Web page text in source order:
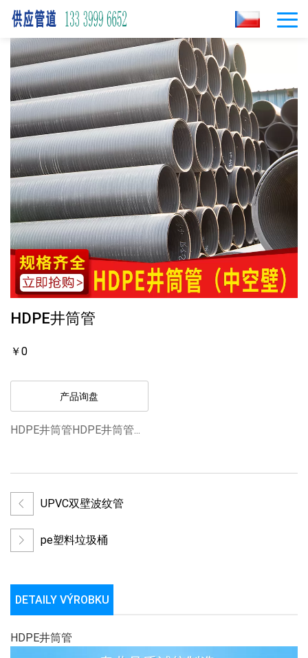
HDPE井筒管
￥0
产品询盘
HDPE井筒管HDPE井筒管...
UPVC双壁波纹管
pe塑料垃圾桶
DETAILY VÝROBKU
HDPE井筒管